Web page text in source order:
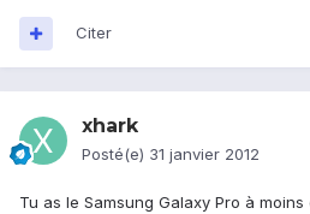
Citer
xhark
Posté(e) 31 janvier 2012
Tu as le Samsung Galaxy Pro à